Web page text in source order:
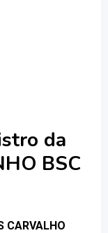
da
BSC
CARVALHO